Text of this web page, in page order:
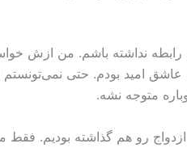
نداشته باشم. من ازش
امید بودم. حتی نمی‌تونستم
متوجه نشه.
رو هم گذاشته بودیم. فقط